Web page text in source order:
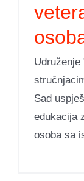
Sad
edukacija
osoba sa